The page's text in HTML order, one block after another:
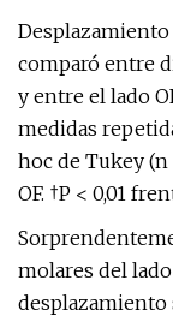
comparó entre
y entre el lado
medidas
hoc de Tukey (n
OF. †P < 0,01
molares del
desplazamiento